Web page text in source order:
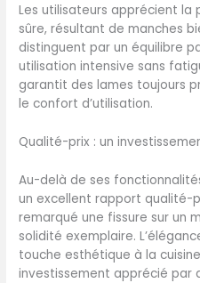
10
de
Les utilisateurs apprécient
sûre, résultant de manches
distinguent par un équilibre
utilisation intensive sans
garantit des lames toujours
le confort d’utilisation.
Qualité-prix : un
Au-delà de ses
un excellent rapport qualité-
remarqué une fissure sur un
solidité exemplaire.
touche esthétique à la
investissement apprécié par